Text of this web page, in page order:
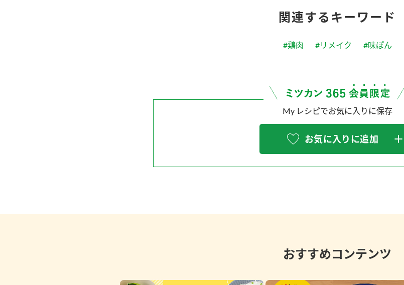
関連するキーワード
#鶏肉 #リメイク #味ぽん
My レシピでお気に入りに保存
お気に入りに追加
おすすめコンテンツ